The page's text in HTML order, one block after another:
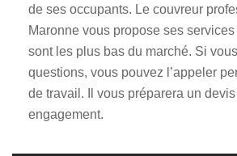
de ses occupants. Le couvreur
Maronne vous propose ses
sont les plus bas du marché. Si
questions, vous pouvez l’appeler
de travail. Il vous préparera un
engagement.